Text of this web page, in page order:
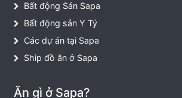
Bất động Sản Sapa
Bất động sản Y Tý
Các dự án tại Sapa
Ship đồ ăn ở Sapa
Ăn gì ở Sapa?